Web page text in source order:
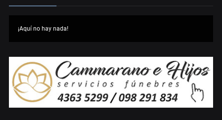
¡Aquí no hay nada!